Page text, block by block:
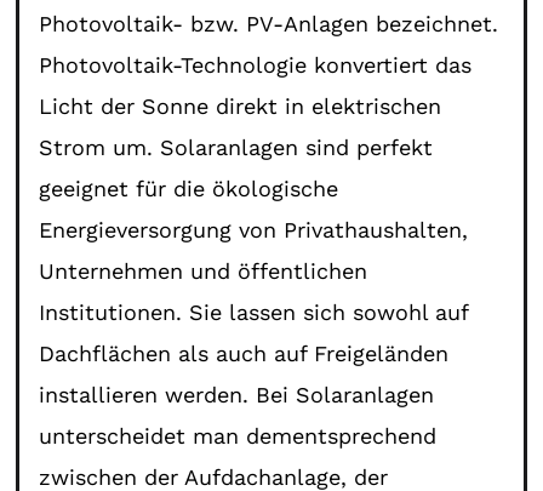
Photovoltaik- bzw. PV-Anlagen bezeichnet.
Photovoltaik-Technologie konvertiert das
Licht der Sonne direkt in elektrischen
Strom um. Solaranlagen sind perfekt
geeignet für die ökologische
Energieversorgung von Privathaushalten,
Unternehmen und öffentlichen
Institutionen. Sie lassen sich sowohl auf
Dachflächen als auch auf Freigeländen
installieren werden. Bei Solaranlagen
unterscheidet man dementsprechend
zwischen der Aufdachanlage, der